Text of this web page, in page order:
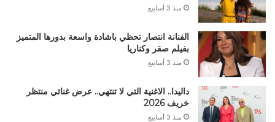
منذ 3 أسابيع
الفنانة انتصار تحظي باشادة واسعة بدورها المتميز
بفيلم صقر وكناريا
منذ 3 أسابيع
داليدا.. الاغنية التي لا تنتهي.. عرض غنائي منتظر
خريف 2026
منذ 3 أسابيع